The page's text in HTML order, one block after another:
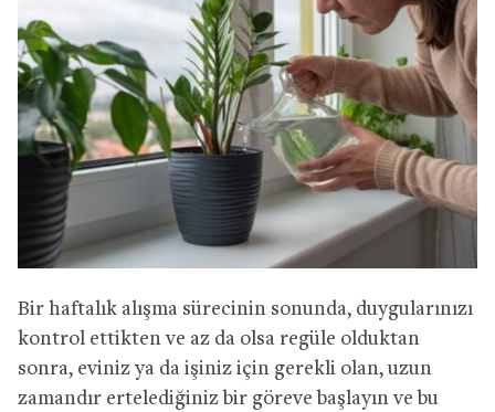
Bir haftalık alışma sürecinin sonunda, duygularınızı
kontrol ettikten ve az da olsa regüle olduktan
sonra, eviniz ya da işiniz için gerekli olan, uzun
zamandır ertelediğiniz bir göreve başlayın ve bu